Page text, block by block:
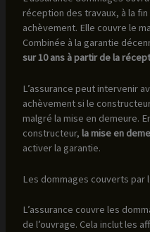
réception des travaux, à la
achèvement. Elle couvre le
Combinée à la garantie
sur 10 ans à partir de la
L’assurance peut intervenir
achèvement si le
malgré la mise en demeure.
constructeur, la mise en
activer la garantie.
Les dommages couverts par
L’assurance couvre les
de l’ouvrage. Cela inclut les